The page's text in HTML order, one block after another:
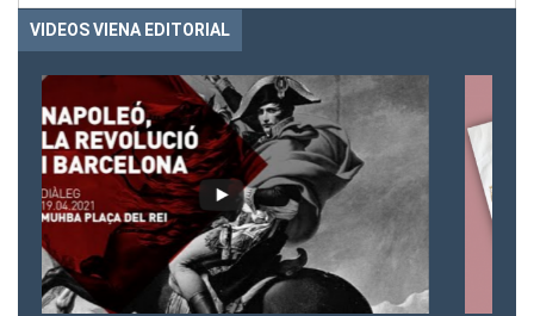
VIDEOS VIENA EDITORIAL